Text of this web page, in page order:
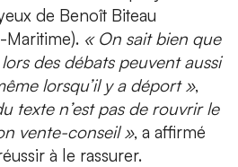
de Benoît Biteau
Maritime). « On sait bien que
des débats peuvent aussi
lorsqu’il y a déport »,
texte n’est pas de rouvrir le
vente-conseil », a affirmé
à le rassurer.